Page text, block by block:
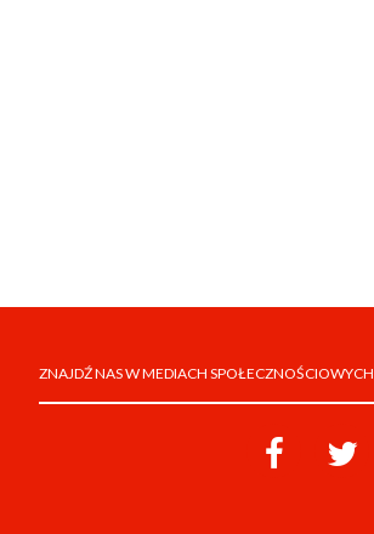
ZNAJDŹ NAS W MEDIACH SPOŁECZNOŚCIOWYCH